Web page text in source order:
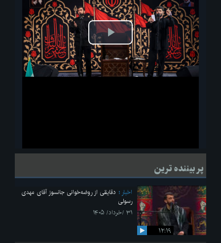
پخش
ویدیو
لحظاتی از قرائت زیارت اربعین امام حسین(ع) در مراسم عزاداری هیئات
پر بیننده ترین
۱۲:۱۹
اخبار
دقایقی از روضه‌خوانی جانسوز آقای مهدی
رسولی
۳۱ /خرداد/ ۱۴۰۵